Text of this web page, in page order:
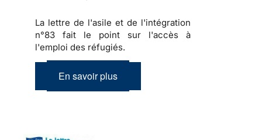
La lettre de l'asile et de l'intégration
n°83 fait le point sur l'accès à
l'emploi des réfugiés.
En savoir plus